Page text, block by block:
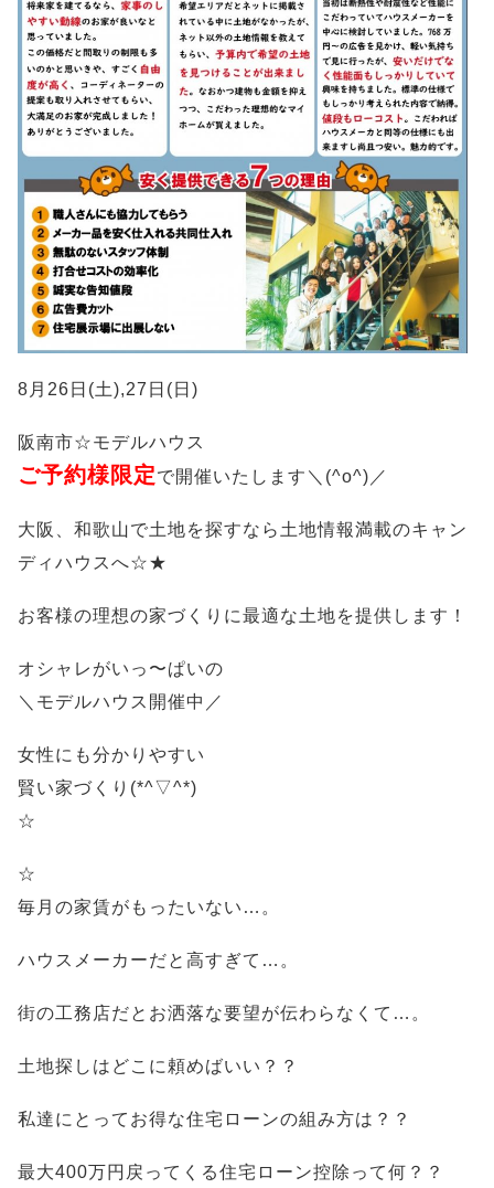
8月26日(土),27日(日)
阪南市☆モデルハウス
ご予約様限定で開催いたします＼(^o^)／
大阪、和歌山で土地を探すなら土地情報満載のキャン
ディハウスへ☆★
お客様の理想の家づくりに最適な土地を提供します！
オシャレがいっ〜ぱいの
＼モデルハウス開催中／
女性にも分かりやすい
賢い家づくり(*^▽^*)
☆
☆
毎月の家賃がもったいない…。
ハウスメーカーだと高すぎて…。
街の工務店だとお洒落な要望が伝わらなくて…。
土地探しはどこに頼めばいい？？
私達にとってお得な住宅ローンの組み方は？？
最大400万円戻ってくる住宅ローン控除って何？？